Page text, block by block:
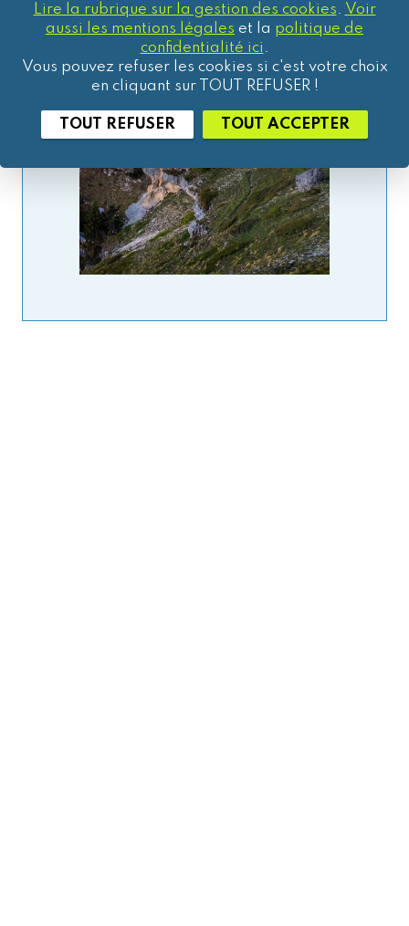
Lire la rubrique sur la gestion des cookies. Voir
aussi les mentions légales et la politique de
confidentialité ici .
Vous pouvez refuser les cookies si c'est votre choix
en cliquant sur TOUT REFUSER !
TOUT REFUSER TOUT ACCEPTER